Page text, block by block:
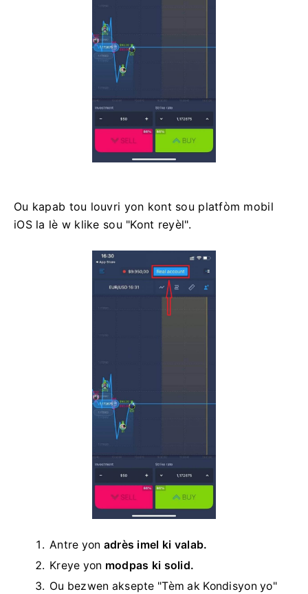
Ou kapab tou louvri yon kont sou platfòm mobil
iOS la lè w klike sou "Kont reyèl".
Antre yon adrès imel ki valab.
Kreye yon modpas ki solid.
Ou bezwen aksepte "Tèm ak Kondisyon yo"